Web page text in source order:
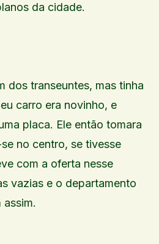
da cidade.
dos transeuntes, mas tinha
carro era novinho, e
placa. Ele então tomara
no centro, se tivesse
com a oferta nesse
vazias e o departamento